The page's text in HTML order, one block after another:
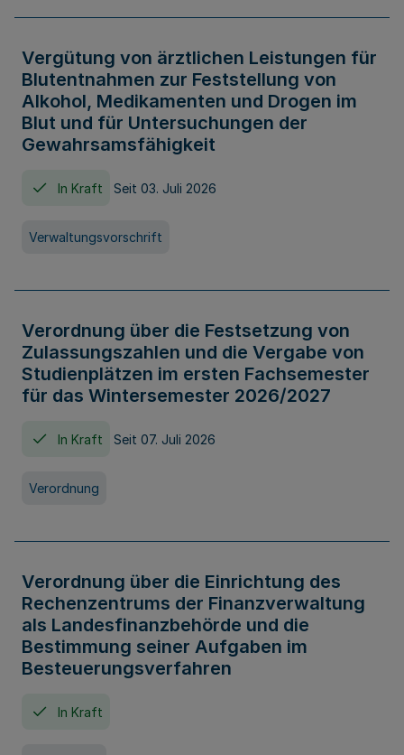
Vergütung von ärztlichen Leistungen für
Blutentnahmen zur Feststellung von
Alkohol, Medikamenten und Drogen im
Blut und für Untersuchungen der
Gewahrsamsfähigkeit
In Kraft Seit 03. Juli 2026
Verwaltungsvorschrift
Verordnung über die Festsetzung von
Zulassungszahlen und die Vergabe von
Studienplätzen im ersten Fachsemester
für das Wintersemester 2026/2027
In Kraft Seit 07. Juli 2026
Verordnung
Verordnung über die Einrichtung des
Rechenzentrums der Finanzverwaltung
als Landesfinanzbehörde und die
Bestimmung seiner Aufgaben im
Besteuerungsverfahren
In Kraft